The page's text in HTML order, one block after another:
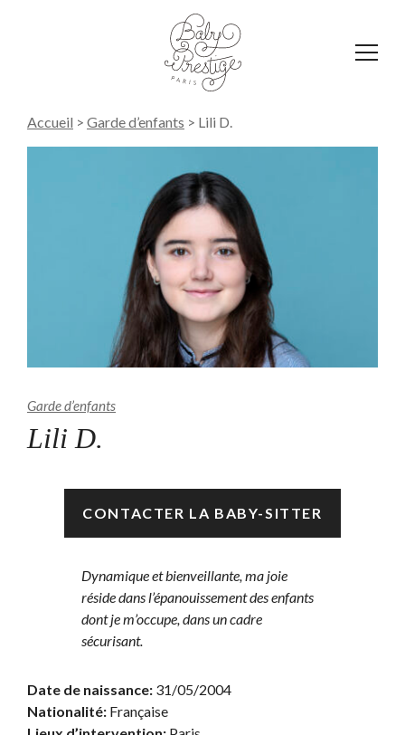
Accueil > Garde d’enfants > Lili D.
Garde d’enfants
Lili D.
CONTACTER LA BABY-SITTER
Dynamique et bienveillante, ma joie
réside dans l’épanouissement des enfants
dont je m’occupe, dans un cadre
sécurisant.
Date de naissance: 31/05/2004
Nationalité: Française